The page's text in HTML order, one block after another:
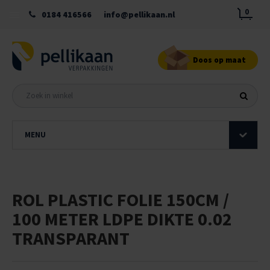
0184 416566 info@pellikaan.nl 0
Doos op maat
MENU
ROL PLASTIC FOLIE 150CM /
100 METER LDPE DIKTE 0.02
TRANSPARANT